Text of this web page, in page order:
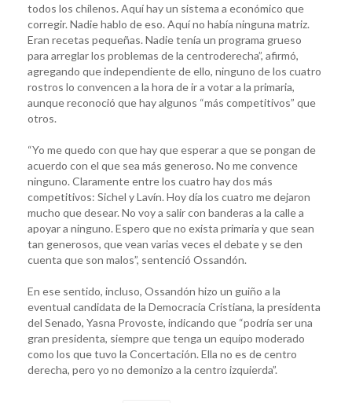
todos los chilenos. Aquí hay un sistema a económico que
corregir. Nadie hablo de eso. Aquí no había ninguna matriz.
Eran recetas pequeñas. Nadie tenía un programa grueso
para arreglar los problemas de la centroderecha”, afirmó,
agregando que independiente de ello, ninguno de los cuatro
rostros lo convencen a la hora de ir a votar a la primaria,
aunque reconoció que hay algunos “más competitivos” que
otros.
“Yo me quedo con que hay que esperar a que se pongan de
acuerdo con el que sea más generoso. No me convence
ninguno. Claramente entre los cuatro hay dos más
competitivos: Sichel y Lavín. Hoy día los cuatro me dejaron
mucho que desear. No voy a salir con banderas a la calle a
apoyar a ninguno. Espero que no exista primaria y que sean
tan generosos, que vean varias veces el debate y se den
cuenta que son malos”, sentenció Ossandón.
En ese sentido, incluso, Ossandón hizo un guiño a la
eventual candidata de la Democracia Cristiana, la presidenta
del Senado, Yasna Provoste, indicando que “podría ser una
gran presidenta, siempre que tenga un equipo moderado
como los que tuvo la Concertación. Ella no es de centro
derecha, pero yo no demonizo a la centro izquierda”.